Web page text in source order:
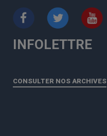
INFOLETTRE
CONSULTER NOS ARCHIVES